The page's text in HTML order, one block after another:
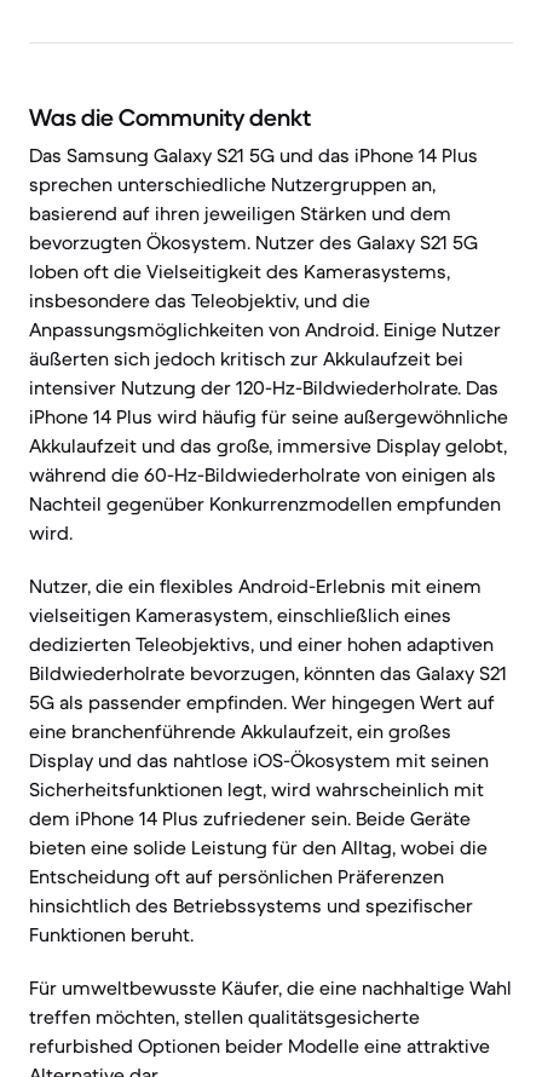
Was die Community denkt
Das Samsung Galaxy S21 5G und das iPhone 14 Plus
sprechen unterschiedliche Nutzergruppen an,
basierend auf ihren jeweiligen Stärken und dem
bevorzugten Ökosystem. Nutzer des Galaxy S21 5G
loben oft die Vielseitigkeit des Kamerasystems,
insbesondere das Teleobjektiv, und die
Anpassungsmöglichkeiten von Android. Einige Nutzer
äußerten sich jedoch kritisch zur Akkulaufzeit bei
intensiver Nutzung der 120-Hz-Bildwiederholrate. Das
iPhone 14 Plus wird häufig für seine außergewöhnliche
Akkulaufzeit und das große, immersive Display gelobt,
während die 60-Hz-Bildwiederholrate von einigen als
Nachteil gegenüber Konkurrenzmodellen empfunden
wird.
Nutzer, die ein flexibles Android-Erlebnis mit einem
vielseitigen Kamerasystem, einschließlich eines
dedizierten Teleobjektivs, und einer hohen adaptiven
Bildwiederholrate bevorzugen, könnten das Galaxy S21
5G als passender empfinden. Wer hingegen Wert auf
eine branchenführende Akkulaufzeit, ein großes
Display und das nahtlose iOS-Ökosystem mit seinen
Sicherheitsfunktionen legt, wird wahrscheinlich mit
dem iPhone 14 Plus zufriedener sein. Beide Geräte
bieten eine solide Leistung für den Alltag, wobei die
Entscheidung oft auf persönlichen Präferenzen
hinsichtlich des Betriebssystems und spezifischer
Funktionen beruht.
Für umweltbewusste Käufer, die eine nachhaltige Wahl
treffen möchten, stellen qualitätsgesicherte
refurbished Optionen beider Modelle eine attraktive